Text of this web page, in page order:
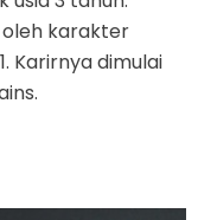
oleh karakter
Karirnya dimulai